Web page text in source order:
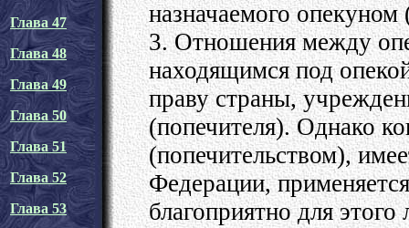
Глава 47
Глава 48
Глава 49
Глава 50
Глава 51
Глава 52
Глава 53
назначаемого опекуном
3. Отношения между
находящимся под
праву страны,
(попечителя). Однако
(попечительством),
Федерации,
благоприятно для этого